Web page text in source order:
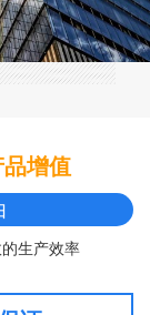
增值
生产效率